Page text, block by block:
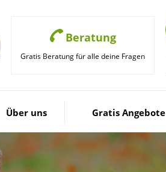
Beratung
Gratis Beratung für alle deine Fragen
Über uns Gratis Angebote